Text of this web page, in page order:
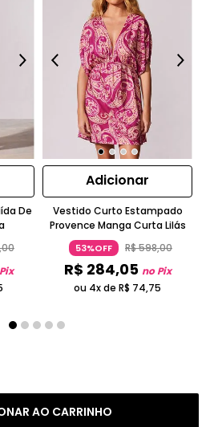
AO CARRINHO
De
,00
Adicionar
Vestido Curto Estampado
Provence Manga Curta Lilás
53%OFF R$598,00
R$ 284,05 no Pix
ou 4x de R$ 74,75